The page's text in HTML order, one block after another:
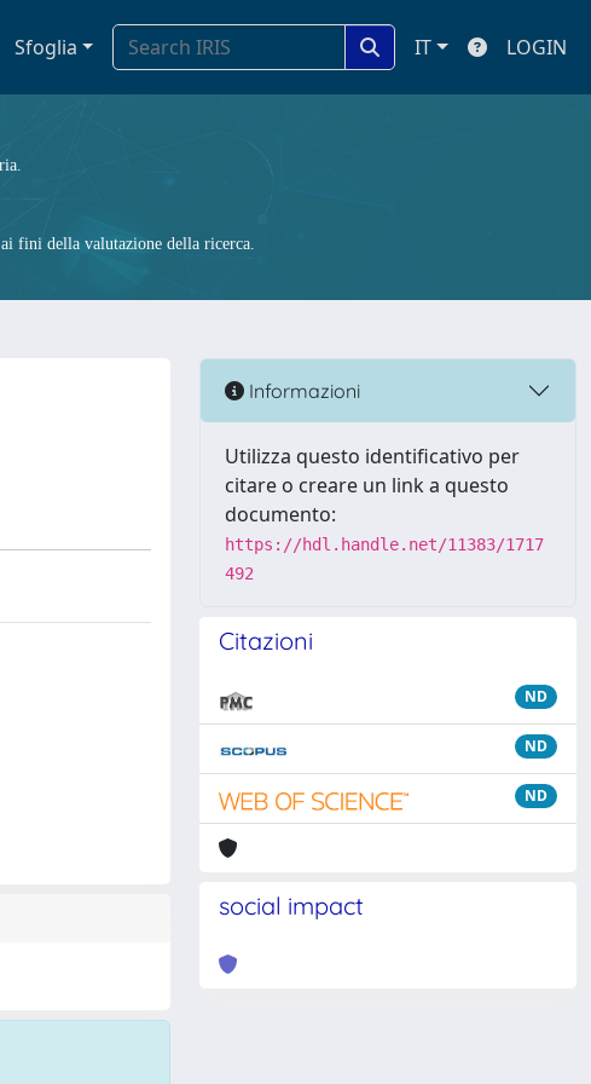
Sfoglia IT LOGIN
fini della valutazione della ricerca.
Informazioni
Utilizza questo identificativo per
citare o creare un link a questo
documento:
https://hdl.handle.net/11383/1717
492
Citazioni
ND
ND
ND
social impact